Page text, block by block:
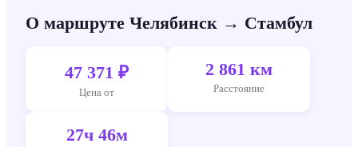
О маршруте Челябинск → Стамбул
47 371 ₽
Цена от
2 861 км
Расстояние
27ч 46м